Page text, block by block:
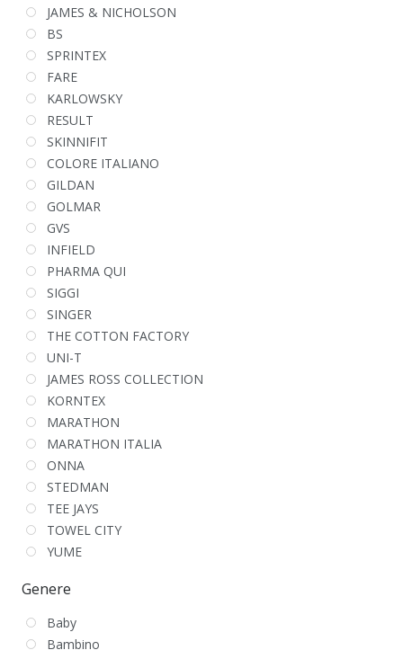
JAMES & NICHOLSON
BS
SPRINTEX
FARE
KARLOWSKY
RESULT
SKINNIFIT
COLORE ITALIANO
GILDAN
GOLMAR
GVS
INFIELD
PHARMA QUI
SIGGI
SINGER
THE COTTON FACTORY
UNI-T
JAMES ROSS COLLECTION
KORNTEX
MARATHON
MARATHON ITALIA
ONNA
STEDMAN
TEE JAYS
TOWEL CITY
YUME
Genere
Baby
Bambino